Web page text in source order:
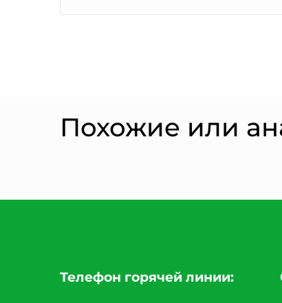
Похожие или
Телефон горячей линии: